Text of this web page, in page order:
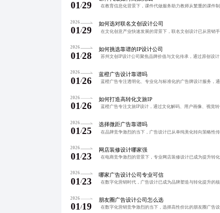
01/29
2026
01/29
如何选对联名文创设计公司
2026
01/28
如何挑选靠谱的IP设计公司
2026
01/26
蓝橙广告设计靠谱吗
2026
01/26
如何打造高转化文旅IP
2026
01/25
选择微距广告靠谱吗
2026
01/23
网店装修设计哪家强
2026
01/23
哪家广告设计公司专业可信
2026
01/19
朋友圈广告设计公司怎么选